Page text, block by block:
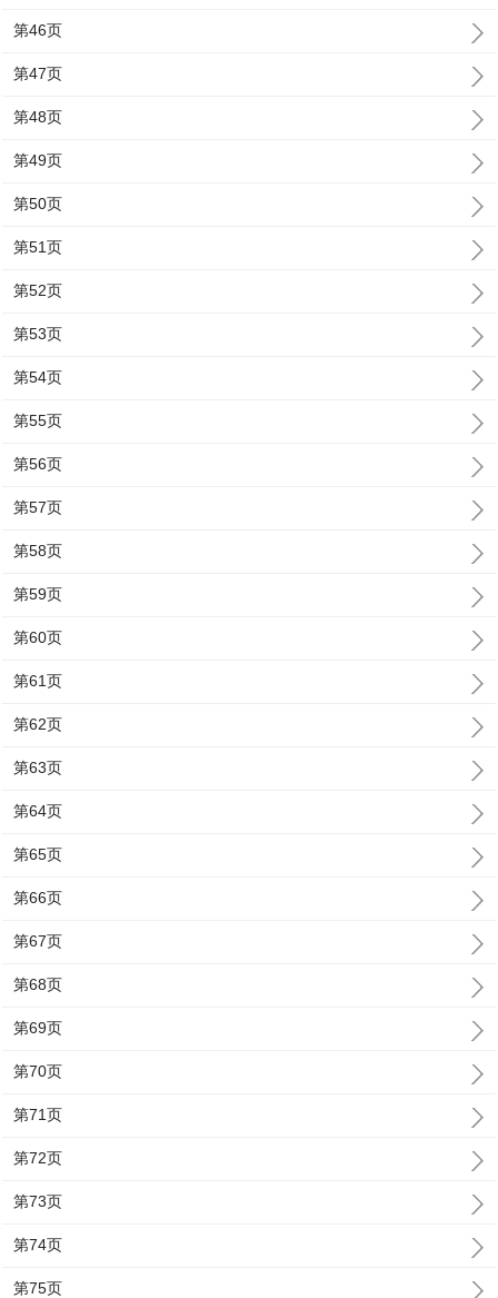
第46页
第47页
第48页
第49页
第50页
第51页
第52页
第53页
第54页
第55页
第56页
第57页
第58页
第59页
第60页
第61页
第62页
第63页
第64页
第65页
第66页
第67页
第68页
第69页
第70页
第71页
第72页
第73页
第74页
第75页